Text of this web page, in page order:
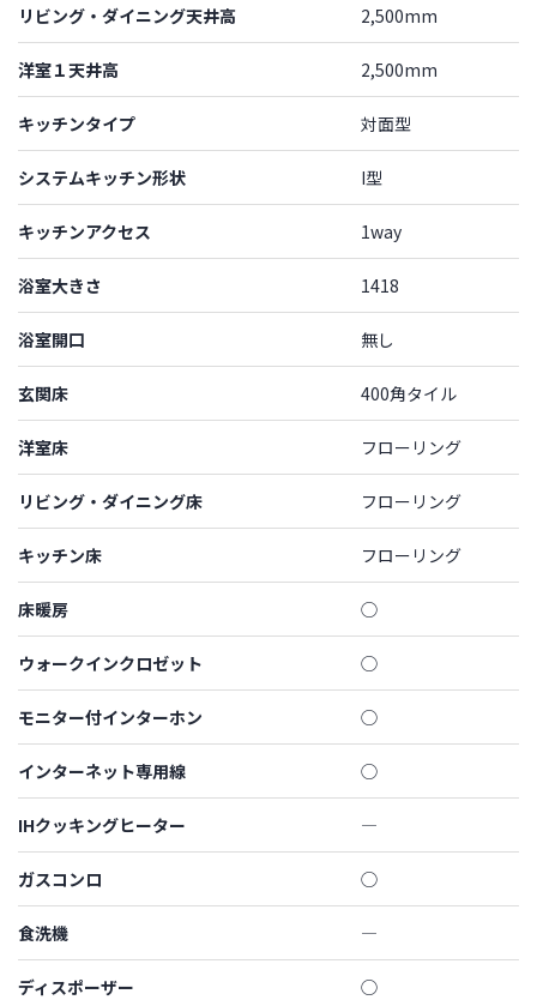
リビング・ダイニング天井高 2,500mm
洋室１天井高 2,500mm
キッチンタイプ 対面型
システムキッチン形状 I型
キッチンアクセス 1way
浴室大きさ 1418
浴室開口 無し
玄関床 400角タイル
洋室床 フローリング
リビング・ダイニング床 フローリング
キッチン床 フローリング
床暖房 ◯
ウォークインクロゼット ◯
モニター付インターホン ◯
インターネット専用線 ◯
IHクッキングヒーター ―
ガスコンロ ◯
食洗機 ―
ディスポーザー ◯